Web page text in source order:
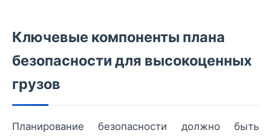
Ключевые компоненты плана
безопасности для высокоценных
грузов
Планирование безопасности должно быть